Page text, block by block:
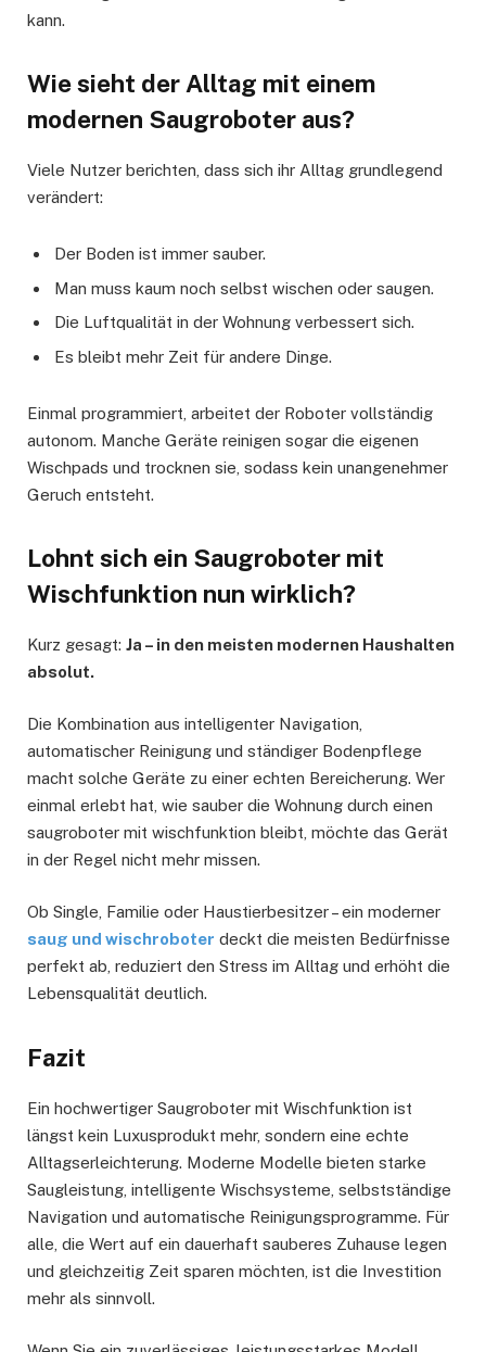
kann.
Wie sieht der Alltag mit einem
modernen Saugroboter aus?
Viele Nutzer berichten, dass sich ihr Alltag grundlegend
verändert:
Der Boden ist immer sauber.
Man muss kaum noch selbst wischen oder saugen.
Die Luftqualität in der Wohnung verbessert sich.
Es bleibt mehr Zeit für andere Dinge.
Einmal programmiert, arbeitet der Roboter vollständig
autonom. Manche Geräte reinigen sogar die eigenen
Wischpads und trocknen sie, sodass kein unangenehmer
Geruch entsteht.
Lohnt sich ein Saugroboter mit
Wischfunktion nun wirklich?
Kurz gesagt: Ja – in den meisten modernen Haushalten
absolut.
Die Kombination aus intelligenter Navigation,
automatischer Reinigung und ständiger Bodenpflege
macht solche Geräte zu einer echten Bereicherung. Wer
einmal erlebt hat, wie sauber die Wohnung durch einen
saugroboter mit wischfunktion bleibt, möchte das Gerät
in der Regel nicht mehr missen.
Ob Single, Familie oder Haustierbesitzer – ein moderner
saug und wischroboter deckt die meisten Bedürfnisse
perfekt ab, reduziert den Stress im Alltag und erhöht die
Lebensqualität deutlich.
Fazit
Ein hochwertiger Saugroboter mit Wischfunktion ist
längst kein Luxusprodukt mehr, sondern eine echte
Alltagserleichterung. Moderne Modelle bieten starke
Saugleistung, intelligente Wischsysteme, selbstständige
Navigation und automatische Reinigungsprogramme. Für
alle, die Wert auf ein dauerhaft sauberes Zuhause legen
und gleichzeitig Zeit sparen möchten, ist die Investition
mehr als sinnvoll.